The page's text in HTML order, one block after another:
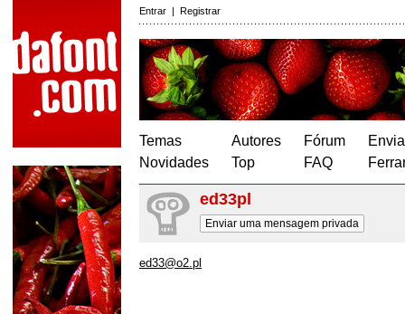
Entrar | Registrar
Temas
Novidades
Autores
Top
Fórum
FAQ
ed33pl
Enviar uma mensagem privada
ed33@o2.pl